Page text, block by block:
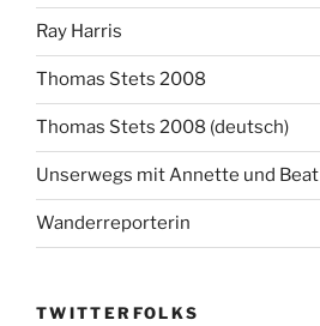
Ray Harris
Thomas Stets 2008
Thomas Stets 2008 (deutsch)
Unserwegs mit Annette und Beat
Wanderreporterin
TWITTERFOLKS